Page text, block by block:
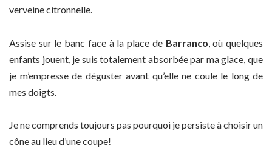
verveine citronnelle.
Assise sur le banc face à la place de Barranco , où quelques
enfants jouent, je suis totalement absorbée par ma glace, que
je m’empresse de déguster avant qu’elle ne coule le long de
mes doigts.
Je ne comprends toujours pas pourquoi je persiste à choisir un
cône au lieu d’une coupe!